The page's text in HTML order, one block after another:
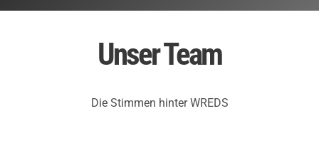
Unser Team
Die Stimmen hinter WREDS